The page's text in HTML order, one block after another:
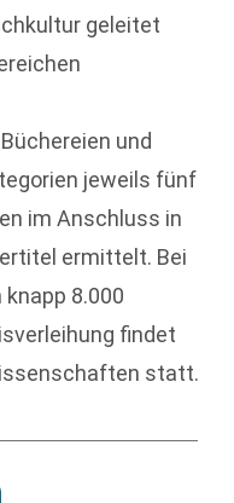
geleitet
und
jeweils fünf
im Anschluss in
ermittelt. Bei
8.000
findet
statt.